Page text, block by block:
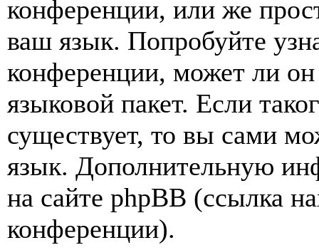
конференции, или же
ваш язык. Попробуйте
конференции, может ли
языковой пакет. Если
существует, то вы сами
язык. Дополнительную
на сайте phpBB (ссылка
конференции).